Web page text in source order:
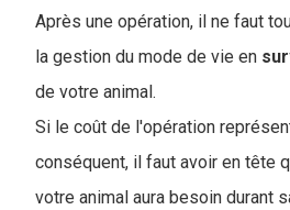
Après une opération, il ne faut
la gestion du mode de vie en
de votre animal.
Si le coût de l'opération
conséquent, il faut avoir en tête
votre animal aura besoin durant